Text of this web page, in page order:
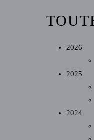
2026
2025
2024